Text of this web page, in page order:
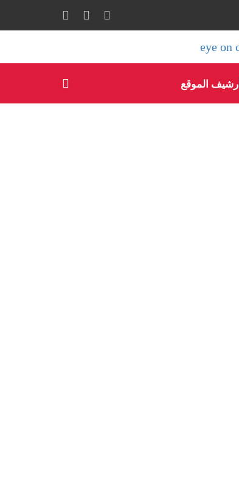
أرشيف الموقع